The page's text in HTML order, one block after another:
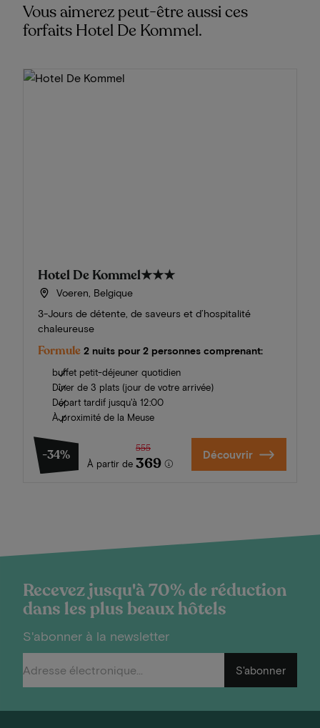
Vous aimerez peut-être aussi ces
forfaits Hotel De Kommel.
Hotel De Kommel★★★
Voeren, Belgique
3-Jours de détente, de saveurs et d’hospitalité
chaleureuse
Formule 2 nuits pour 2 personnes comprenant:
buffet petit-déjeuner quotidien
Dîner de 3 plats (jour de votre arrivée)
Départ tardif jusqu'à 12:00
À proximité de la Meuse
-34%
À partir de
555
369 Découvrir
Recevez jusqu'à 70% de réduction
dans les plus beaux hôtels
S'abonner à la newsletter
S'abonner